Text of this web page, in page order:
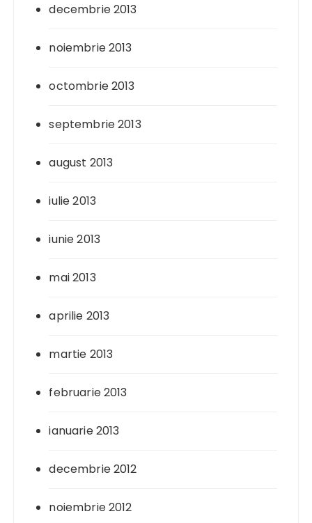
decembrie 2013
noiembrie 2013
octombrie 2013
septembrie 2013
august 2013
iulie 2013
iunie 2013
mai 2013
aprilie 2013
martie 2013
februarie 2013
ianuarie 2013
decembrie 2012
noiembrie 2012